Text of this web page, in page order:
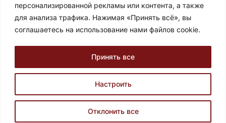
персонализированной рекламы или контента, а также
для анализа трафика. Нажимая «Принять всё», вы
соглашаетесь на использование нами файлов cookie.
Настроить
Отклонить все
Принять все
Египет
ул. Аль-Тайаран 24, 7 этаж Наср Сити, Каир, Египет.
Условия и политика конфиденциальности
© 2026 Все права защищены